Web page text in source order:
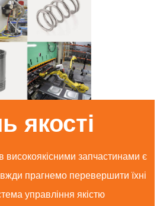
якості
високоякісними запчастинами є
прагнемо перевершити їхні
управління якістю